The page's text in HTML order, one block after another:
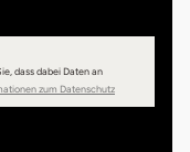
dass dabei Daten an
zum Datenschutz